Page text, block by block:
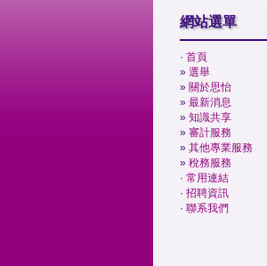
網站選單
· 首頁
» 選舉
» 關於思怡
» 最新消息
» 知識共享
» 審計服務
» 其他專業服務
» 稅務服務
· 常用連結
· 招聘資訊
· 聯系我們